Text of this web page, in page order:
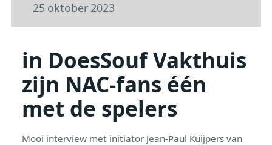
25 oktober 2023
in DoesSouf Vakthuis
zijn NAC-fans één
met de spelers
Mooi interview met initiator Jean-Paul Kuijpers van